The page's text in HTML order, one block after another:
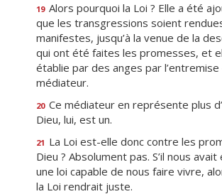
19 Alors pourquoi la Loi ? Elle a été
que les transgressions soient
manifestes, jusqu’à la venue de la
qui ont été faites les promesses, et
établie par des anges par l’entremise
médiateur.
20 Ce médiateur en représente plus
Dieu, lui, est un.
21 La Loi est-elle donc contre les
Dieu ? Absolument pas. S’il nous
une loi capable de nous faire vivre,
la Loi rendrait juste.